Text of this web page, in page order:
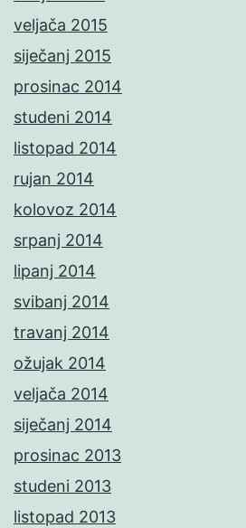
veljača 2015
siječanj 2015
prosinac 2014
studeni 2014
listopad 2014
rujan 2014
kolovoz 2014
srpanj 2014
lipanj 2014
svibanj 2014
travanj 2014
ožujak 2014
veljača 2014
siječanj 2014
prosinac 2013
studeni 2013
listopad 2013